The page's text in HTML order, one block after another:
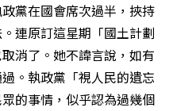
黨在國會席次過半，挾持
連原訂這星期「國土計劃
消了。她不諱言說，如有
。執政黨「視人民的遺忘
的事情，似乎認為過幾個